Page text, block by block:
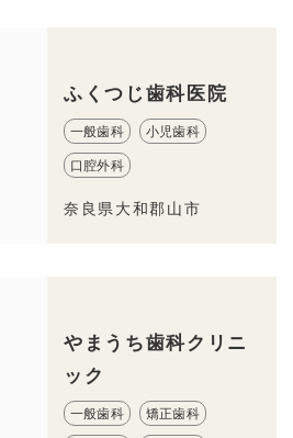
ふくつじ歯科医院
一般歯科 小児歯科
口腔外科
奈良県大和郡山市
やまうち歯科クリニ
ック
一般歯科 矯正歯科